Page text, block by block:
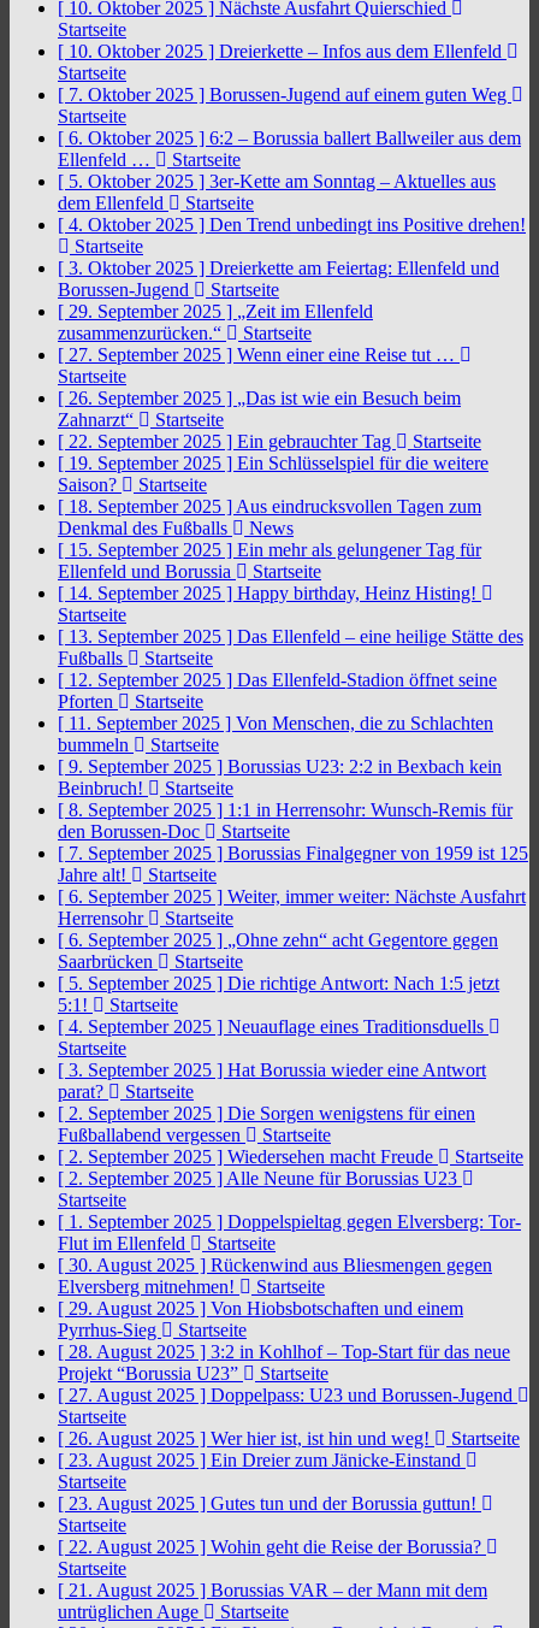
[ 10. Oktober 2025 ] Nächste Ausfahrt Quierschied
Startseite
[ 10. Oktober 2025 ] Dreierkette – Infos aus dem Ellenfeld
Startseite
[ 7. Oktober 2025 ] Borussen-Jugend auf einem guten Weg
Startseite
[ 6. Oktober 2025 ] 6:2 – Borussia ballert Ballweiler aus dem
Ellenfeld …
Startseite
[ 5. Oktober 2025 ] 3er-Kette am Sonntag – Aktuelles aus
dem Ellenfeld
Startseite
[ 4. Oktober 2025 ] Den Trend unbedingt ins Positive drehen!
Startseite
[ 3. Oktober 2025 ] Dreierkette am Feiertag: Ellenfeld und
Borussen-Jugend
Startseite
[ 29. September 2025 ] „Zeit im Ellenfeld
zusammenzurücken.“
Startseite
[ 27. September 2025 ] Wenn einer eine Reise tut …
Startseite
[ 26. September 2025 ] „Das ist wie ein Besuch beim
Zahnarzt“
Startseite
[ 22. September 2025 ] Ein gebrauchter Tag
Startseite
[ 19. September 2025 ] Ein Schlüsselspiel für die weitere
Saison?
Startseite
[ 18. September 2025 ] Aus eindrucksvollen Tagen zum
Denkmal des Fußballs
News
[ 15. September 2025 ] Ein mehr als gelungener Tag für
Ellenfeld und Borussia
Startseite
[ 14. September 2025 ] Happy birthday, Heinz Histing!
Startseite
[ 13. September 2025 ] Das Ellenfeld – eine heilige Stätte des
Fußballs
Startseite
[ 12. September 2025 ] Das Ellenfeld-Stadion öffnet seine
Pforten
Startseite
[ 11. September 2025 ] Von Menschen, die zu Schlachten
bummeln
Startseite
[ 9. September 2025 ] Borussias U23: 2:2 in Bexbach kein
Beinbruch!
Startseite
[ 8. September 2025 ] 1:1 in Herrensohr: Wunsch-Remis für
den Borussen-Doc
Startseite
[ 7. September 2025 ] Borussias Finalgegner von 1959 ist 125
Jahre alt!
Startseite
[ 6. September 2025 ] Weiter, immer weiter: Nächste Ausfahrt
Herrensohr
Startseite
[ 6. September 2025 ] „Ohne zehn“ acht Gegentore gegen
Saarbrücken
Startseite
[ 5. September 2025 ] Die richtige Antwort: Nach 1:5 jetzt
5:1!
Startseite
[ 4. September 2025 ] Neuauflage eines Traditionsduells
Startseite
[ 3. September 2025 ] Hat Borussia wieder eine Antwort
parat?
Startseite
[ 2. September 2025 ] Die Sorgen wenigstens für einen
Fußballabend vergessen
Startseite
[ 2. September 2025 ] Wiedersehen macht Freude
Startseite
[ 2. September 2025 ] Alle Neune für Borussias U23
Startseite
[ 1. September 2025 ] Doppelspieltag gegen Elversberg: Tor-
Flut im Ellenfeld
Startseite
[ 30. August 2025 ] Rückenwind aus Bliesmengen gegen
Elversberg mitnehmen!
Startseite
[ 29. August 2025 ] Von Hiobsbotschaften und einem
Pyrrhus-Sieg
Startseite
[ 28. August 2025 ] 3:2 in Kohlhof – Top-Start für das neue
Projekt “Borussia U23”
Startseite
[ 27. August 2025 ] Doppelpass: U23 und Borussen-Jugend
Startseite
[ 26. August 2025 ] Wer hier ist, ist hin und weg!
Startseite
[ 23. August 2025 ] Ein Dreier zum Jänicke-Einstand
Startseite
[ 23. August 2025 ] Gutes tun und der Borussia guttun!
Startseite
[ 22. August 2025 ] Wohin geht die Reise der Borussia?
Startseite
[ 21. August 2025 ] Borussias VAR – der Mann mit dem
untrüglichen Auge
Startseite